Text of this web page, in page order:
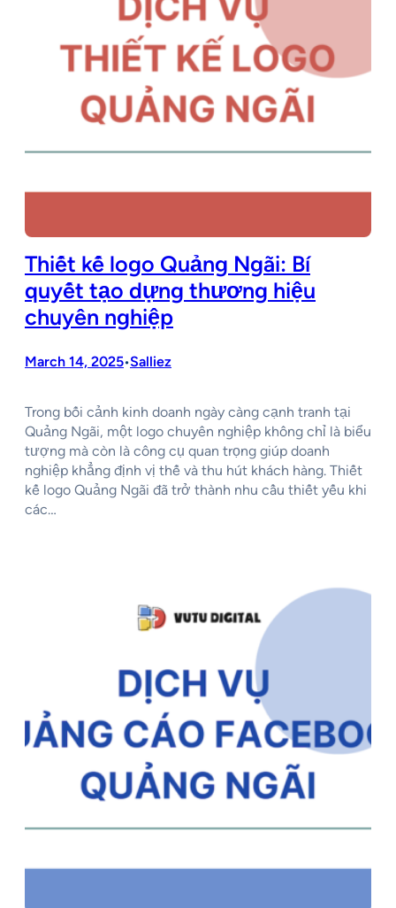
Thiết kế logo Quảng Ngãi: Bí
quyết tạo dựng thương hiệu
chuyên nghiệp
March 14, 2025•Salliez
Trong bối cảnh kinh doanh ngày càng cạnh tranh tại
Quảng Ngãi, một logo chuyên nghiệp không chỉ là biểu
tượng mà còn là công cụ quan trọng giúp doanh
nghiệp khẳng định vị thế và thu hút khách hàng. Thiết
kế logo Quảng Ngãi đã trở thành nhu cầu thiết yếu khi
các…